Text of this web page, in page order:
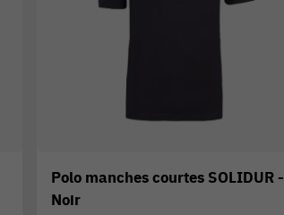
Polo manches courtes SOLIDUR -
Noir